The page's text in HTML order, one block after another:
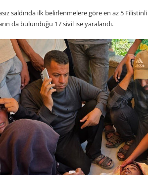
saldırıda ilk belirlenmelere göre en az 5
da bulunduğu 17 sivil ise yaralandı.